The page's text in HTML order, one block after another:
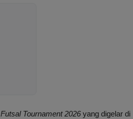
Tournament 2026 yang digelar di